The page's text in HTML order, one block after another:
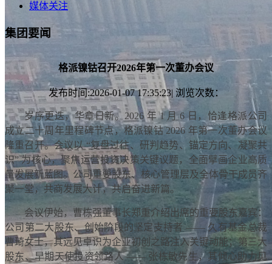
媒体关注
集团要闻
格派镍钴召开2026年第一次董办会议
发布时间:2026-01-07 17:35:23| 浏览次数：
岁序更迭，华章日新。2026 年 1 月 6 日，恰逢格派公司
成立二十周年里程碑节点，格派镍钴 2026 年第一次董办会议
隆重召开。会议以 “复盘过往、研判趋势、锚定方向、凝聚共
识” 为核心，聚焦运营投资决策关键议题，全面擘画企业高质
量发展新蓝图。公司重要股东、核心管理层及全体骨干成员齐
聚一堂，共商发展大计，共启奋进新篇。
会议伊始，曹栋强董事长郑重介绍出席的重要股东嘉宾：
公司第二大股东、创始阶段的坚定支持者 —— 久有基金总裁
曹琦女士，其远见卓识为企业初创之路注入关键动能；第三大
股东、早期天使投资领路人 —— 张栋敏先生，其倾心助力见